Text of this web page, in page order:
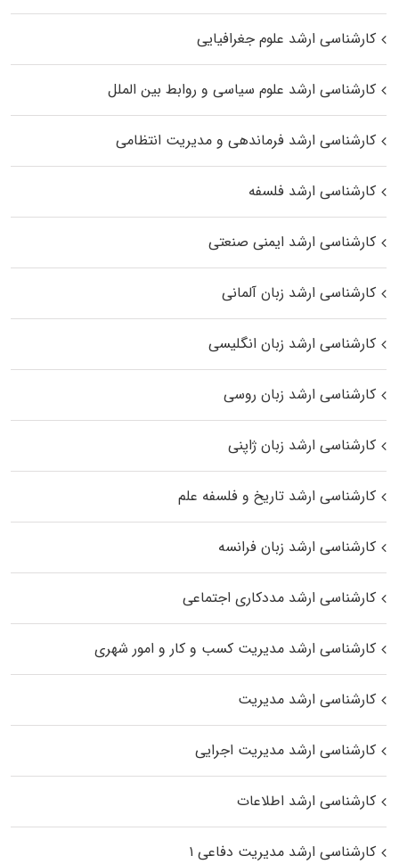
کارشناسی ارشد علوم جغرافیایی
کارشناسی ارشد علوم سیاسی و روابط بین الملل
کارشناسی ارشد فرماندهی و مدیریت انتظامی
کارشناسی ارشد فلسفه
کارشناسی ارشد ایمنی صنعتی
کارشناسی ارشد زبان آلمانی
کارشناسی ارشد زبان انگلیسی
کارشناسی ارشد زبان روسی
کارشناسی ارشد زبان ژاپنی
کارشناسی ارشد تاریخ و فلسفه علم
کارشناسی ارشد زبان فرانسه
کارشناسی ارشد مددکاری اجتماعی
کارشناسی ارشد مدیریت کسب و کار و امور شهری
کارشناسی ارشد مدیریت
کارشناسی ارشد مدیریت اجرایی
کارشناسی ارشد اطلاعات
کارشناسی ارشد مدیریت دفاعی ۱